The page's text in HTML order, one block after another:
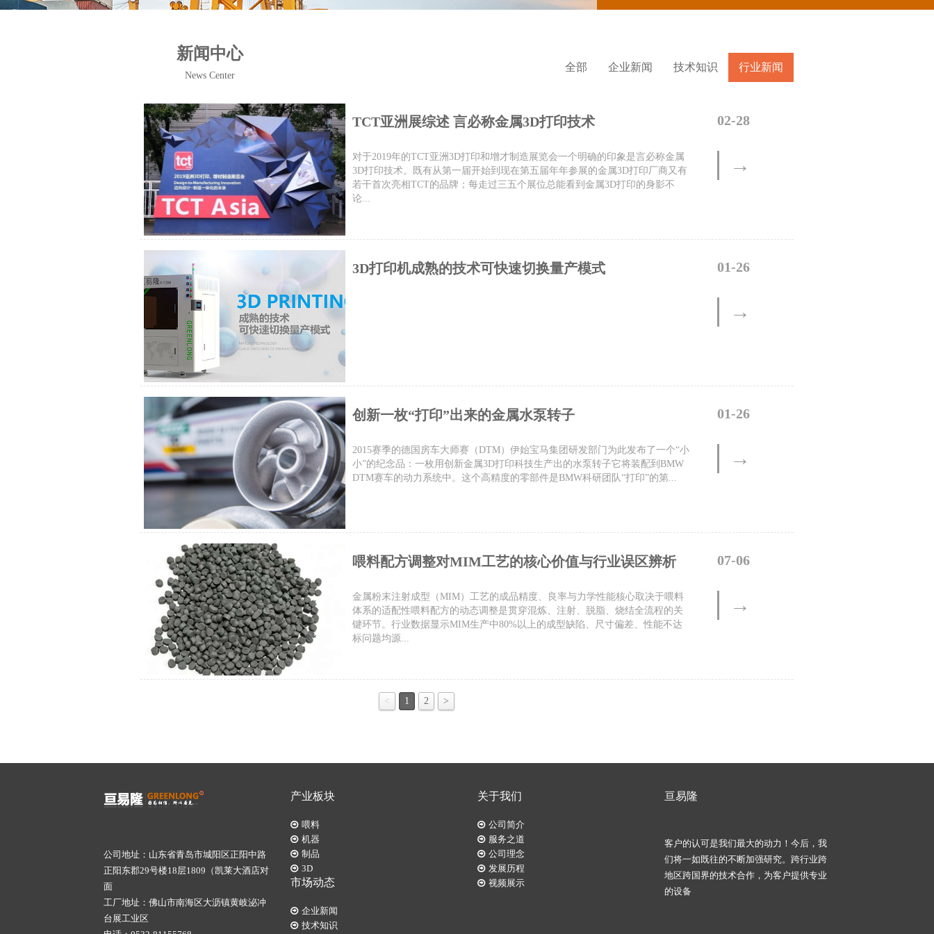
新闻中心
News Center
全部 企业新闻 技术知识 行业新闻
TCT亚洲展综述 言必称金属3D打印技术
对于2019年的TCT亚洲3D打印和增才制造展览会一个明确的印象是言必称金属
3D打印技术。既有从第一届开始到现在第五届年年参展的金属3D打印厂商又有
若干首次亮相TCT的品牌；每走过三五个展位总能看到金属3D打印的身影不
论...
02-28
→
3D打印机成熟的技术可快速切换量产模式 01-26
→
创新一枚“打印”出来的金属水泵转子
2015赛季的德国房车大师赛（DTM）伊始宝马集团研发部门为此发布了一个“小
小”的纪念品：一枚用创新金属3D打印科技生产出的水泵转子它将装配到BMW
DTM赛车的动力系统中。这个高精度的零部件是BMW科研团队“打印”的第...
01-26
→
喂料配方调整对MIM工艺的核心价值与行业误区辨析
金属粉末注射成型（MIM）工艺的成品精度、良率与力学性能核心取决于喂料
体系的适配性喂料配方的动态调整是贯穿混炼、注射、脱脂、烧结全流程的关
键环节。行业数据显示MIM生产中80%以上的成型缺陷、尺寸偏差、性能不达
标问题均源...
07-06
→
< 1 2 >
公司地址：山东省青岛市城阳区正阳中路
正阳东郡29号楼18层1809（凯莱大酒店对
面
工厂地址：佛山市南海区大沥镇黄岐泌冲
台展工业区
产业板块
喂料
机器
制品
3D
市场动态
企业新闻
技术知识
关于我们
公司简介
服务之道
公司理念
发展历程
视频展示
亘易隆
客户的认可是我们最大的动力！今后，我
们将一如既往的不断加强研究。跨行业跨
地区跨国界的技术合作，为客户提供专业
的设备